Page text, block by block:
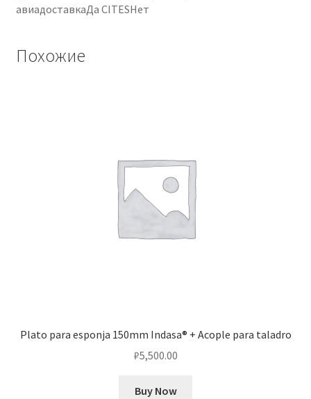
авиадоставкаДа CITESНет
Похожие
Plato para esponja 150mm Indasa® + Acople para taladro
₽5,500.00
Buy Now